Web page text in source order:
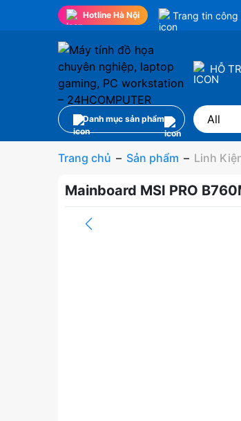
Hotline Hà Nội Trang tin công
HỖ
Danh mục sản phẩm
Trang chủ – Sản phẩm – Linh
Mainboard MSI PRO